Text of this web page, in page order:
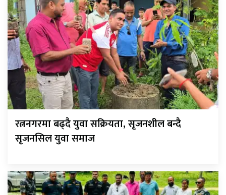
रत्ननगरमा बढ्दै युवा सक्रियता, सृजनशील बन्दै
सृजनसिल युवा समाज